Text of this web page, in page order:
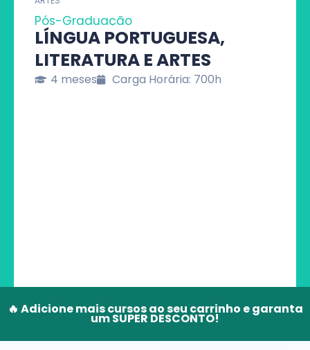
Pós-Graduação
LÍNGUA PORTUGUESA,
LITERATURA E ARTES
4 meses Carga Horária: 700h
🔥 Adicione mais cursos ao seu carrinho e garanta
um SUPER DESCONTO!